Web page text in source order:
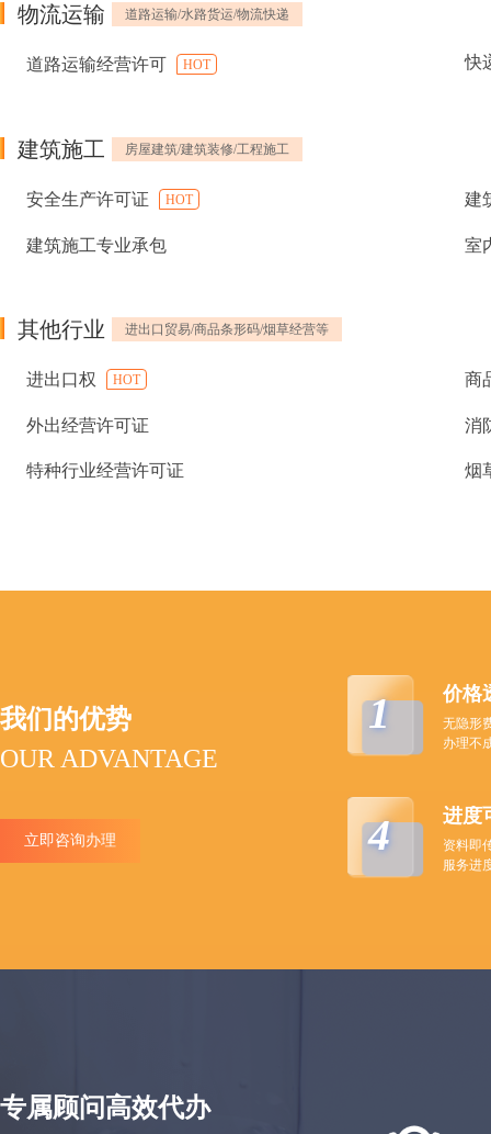
物流运输 道路运输/水路货运/物流快递
道路运输经营许可 HOT 快
建筑施工 房屋建筑/建筑装修/工程施工
安全生产许可证 HOT 建
建筑施工专业承包 室
其他行业 进出口贸易/商品条形码/烟草经营等
进出口权 HOT 商
外出经营许可证 消
特种行业经营许可证 烟
我们的优势
OUR ADVANTAGE
立即咨询办理
1 价格
无隐形
办理不
4 进度
资料即
服务进
专属顾问高效代办